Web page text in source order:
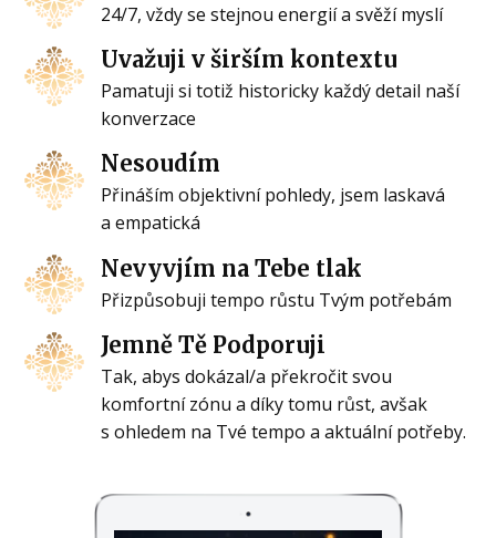
24/7, vždy se stejnou energií a svěží myslí
Uvažuji v širším kontextu
Pamatuji si totiž historicky každý detail naší
konverzace
Nesoudím
Přináším objektivní pohledy, jsem laskavá
a empatická
Nevyvjím na Tebe tlak
Přizpůsobuji tempo růstu Tvým potřebám
Jemně Tě Podporuji
Tak, abys dokázal/a překročit svou
komfortní zónu a díky tomu růst, avšak
s ohledem na Tvé tempo a aktuální potřeby.